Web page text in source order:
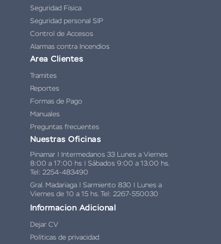
Seguridad Física
Seguridad personal SIP
Control de Accesos
Alarmas contra Incendios
Area Clientes
Tramites
Reportes
Formas de Pago
Manuales
Preguntas frecuentes
Nuestras Oficinas
Pinamar | Intermedanos 33 Lunes a Viernes
8:00 a 17:00 hs | Sábados 9:00 a 13.00 hs.
Tel: 2254-483490
Gral. Madariaga | Sarmiento 830 | Lunes a
Viernes de 10 a 15 hs. Tel: 2267-550030
Informacion Adicional
Dejar CV
Politicas de privacidad